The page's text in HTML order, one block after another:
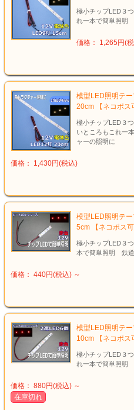
極小チップLED３
れ一本で簡単照明
価格： 1,265円(
模型LED照明
20cm 【ネコポス
極小チップLED３
いところもこれ一
ャーの照明に
価格： 1,430円(税込)
模型LED照明
5cm 【ネコポス可
極小チップLED３
本で簡単照明 鉄道
価格： 440円(税込) ～
模型LED照明
10cm 【ネコポス
極小チップLED３
れ一本で簡単照明
価格： 880円(税込) ～
在庫切れ